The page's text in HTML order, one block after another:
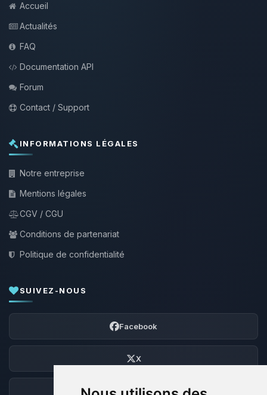
Accueil
Actualités
FAQ
Documentation API
Forum
Contact / Support
INFORMATIONS LÉGALES
Notre entreprise
Mentions légales
CGV / CGU
Conditions de partenariat
Politique de confidentialité
SUIVEZ-NOUS
Facebook
X
Discord